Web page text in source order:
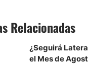
Relacionadas
¿Seguirá
el Mes de